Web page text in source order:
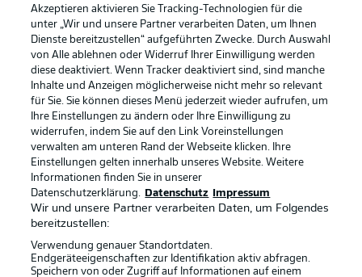
Rechtliche Hinweise Voreinstellungen verwalten
Datenschutz Nutzungsbedingungen
Broadcaster Kontakt
Jobs Impressum
Partner Spieler
Liveticker
Akzeptieren aktivieren Sie Tracking-Technologien für die
unter „Wir und unsere Partner verarbeiten Daten, um Ihnen
Dienste bereitzustellen“ aufgeführten Zwecke. Durch Auswahl
von Alle ablehnen oder Widerruf Ihrer Einwilligung werden
diese deaktiviert. Wenn Tracker deaktiviert sind, sind manche
Inhalte und Anzeigen möglicherweise nicht mehr so relevant
für Sie. Sie können dieses Menü jederzeit wieder aufrufen, um
Ihre Einstellungen zu ändern oder Ihre Einwilligung zu
widerrufen, indem Sie auf den Link Voreinstellungen
verwalten am unteren Rand der Webseite klicken. Ihre
Einstellungen gelten innerhalb unseres Website. Weitere
Informationen finden Sie in unserer
Datenschutzerklärung.
Datenschutz Impressum
Wir und unsere Partner verarbeiten Daten, um Folgendes
bereitzustellen:
Verwendung genauer Standortdaten.
Endgeräteeigenschaften zur Identifikation aktiv abfragen.
Speichern von oder Zugriff auf Informationen auf einem